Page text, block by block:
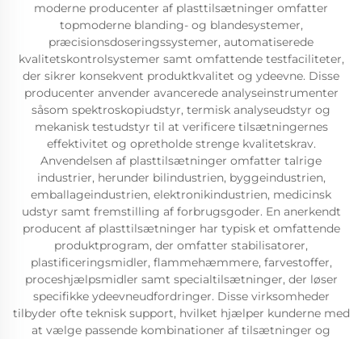
moderne producenter af plasttilsætninger omfatter
topmoderne blanding- og blandesystemer,
præcisionsdoseringssystemer, automatiserede
kvalitetskontrolsystemer samt omfattende testfaciliteter,
der sikrer konsekvent produktkvalitet og ydeevne. Disse
producenter anvender avancerede analyseinstrumenter
såsom spektroskopiudstyr, termisk analyseudstyr og
mekanisk testudstyr til at verificere tilsætningernes
effektivitet og opretholde strenge kvalitetskrav.
Anvendelsen af plasttilsætninger omfatter talrige
industrier, herunder bilindustrien, byggeindustrien,
emballageindustrien, elektronikindustrien, medicinsk
udstyr samt fremstilling af forbrugsgoder. En anerkendt
producent af plasttilsætninger har typisk et omfattende
produktprogram, der omfatter stabilisatorer,
plastificeringsmidler, flammehæmmere, farvestoffer,
proceshjælpsmidler samt specialtilsætninger, der løser
specifikke ydeevneudfordringer. Disse virksomheder
tilbyder ofte teknisk support, hvilket hjælper kunderne med
at vælge passende kombinationer af tilsætninger og